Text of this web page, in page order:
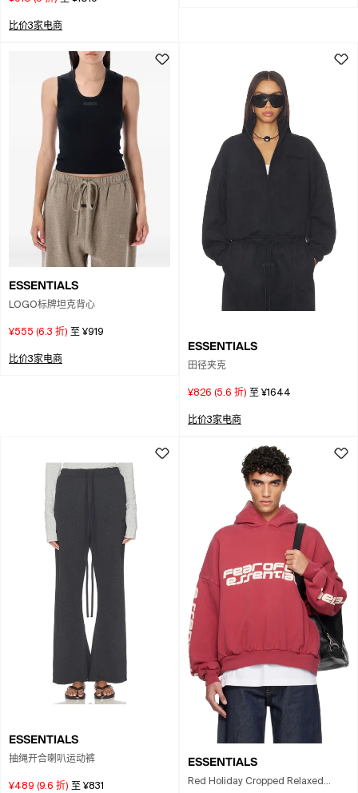
比价3家电商
ESSENTIALS
LOGO标牌坦克背心
¥555 (6.3 折) 至 ¥919
比价3家电商
ESSENTIALS
田径夹克
¥826 (5.6 折) 至 ¥1644
比价3家电商
ESSENTIALS
抽绳开合喇叭运动裤
¥489 (9.6 折) 至 ¥831
ESSENTIALS
Red Holiday Cropped Relaxed